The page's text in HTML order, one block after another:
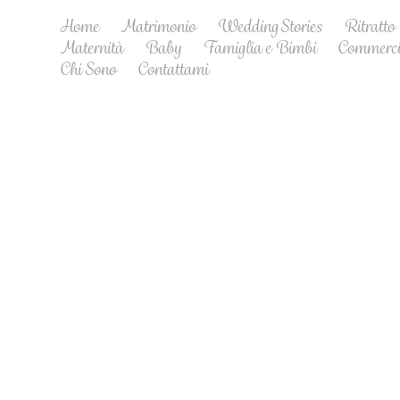
Home Matrimonio Wedding Stories
Ritratto
Maternità
Baby Famiglia e Bimbi
Chi Sono
Contattami